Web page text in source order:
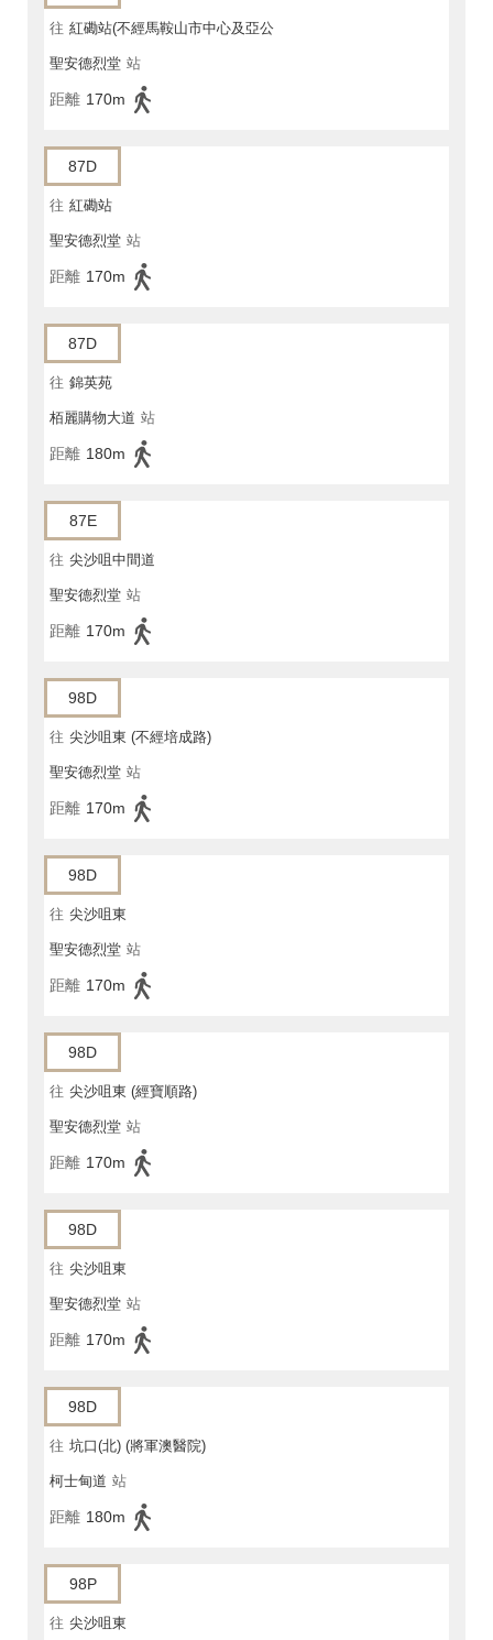
往 紅磡站(不經馬鞍山市中心及亞公
角街)
聖安德烈堂 站
距離 170m
87D
往 紅磡站
聖安德烈堂 站
距離 170m
87D
往 錦英苑
栢麗購物大道 站
距離 180m
87E
往 尖沙咀中間道
聖安德烈堂 站
距離 170m
98D
往 尖沙咀東 (不經培成路)
聖安德烈堂 站
距離 170m
98D
往 尖沙咀東
聖安德烈堂 站
距離 170m
98D
往 尖沙咀東 (經寶順路)
聖安德烈堂 站
距離 170m
98D
往 尖沙咀東
聖安德烈堂 站
距離 170m
98D
往 坑口(北) (將軍澳醫院)
柯士甸道 站
距離 180m
98P
往 尖沙咀東